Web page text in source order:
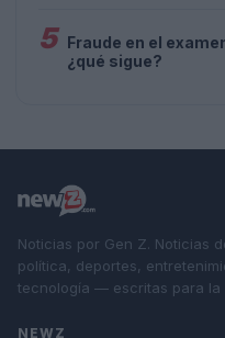
5 Fraude en el
¿qué sigue?
Noticias por Gen Z. Noticias
política, deportes,
tecnología — escritas para la
NEWZ